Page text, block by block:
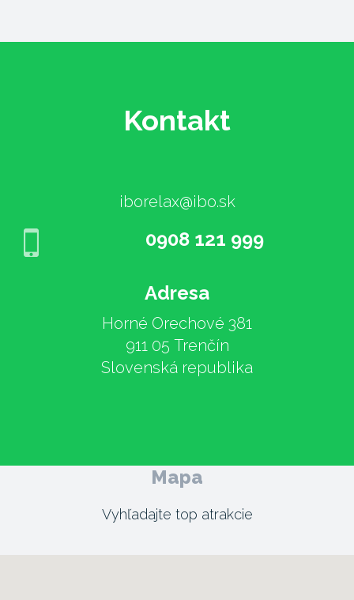
Kontakt
iborelax@ibo.sk
0908 121 999
Adresa
Horné Orechové 381
911 05 Trenčín
Slovenská republika
Mapa
Vyhľadajte top atrakcie